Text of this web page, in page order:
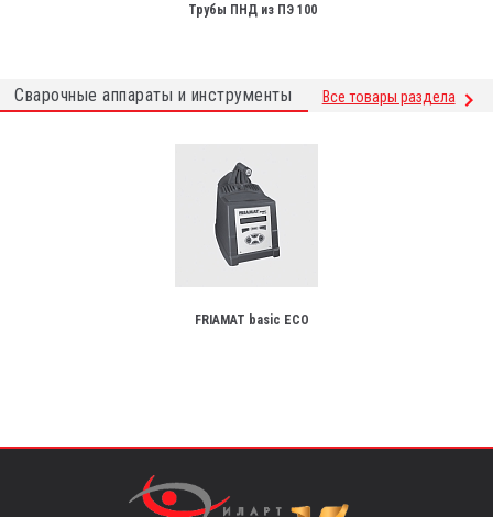
Трубы ПНД из ПЭ 100
Сварочные аппараты и инструменты Все товары раздела
FRIAMAT basic ECO